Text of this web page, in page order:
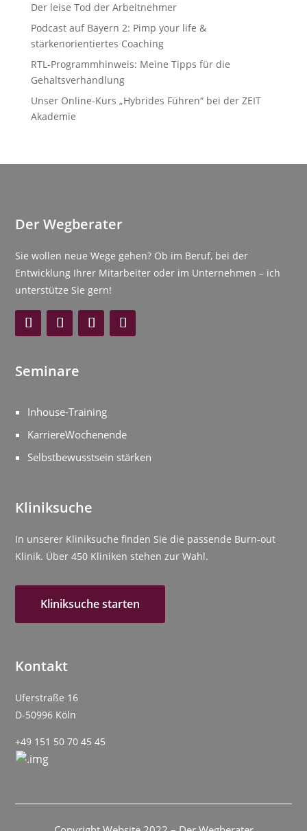
Der leise Tod der Arbeitnehmer
Podcast auf Bayern 2: Pimp your life &
stärkenorientiertes Coaching
RTL-Programmhinweis: Meine Tipps für die
Gehaltsverhandlung
Unser Online-Kurs „Hybrides Führen“ bei der ZEIT
Akademie
Der Wegberater
Sie wollen neue Wege gehen? Ob im Beruf, bei der
Entwicklung Ihrer Mitarbeiter oder im Unternehmen – ich
unterstütze Sie gern!
Seminare
Inhouse-Training
KarriereWochenende
Selbstbewusstsein stärken
Kliniksuche
In unserer Kliniksuche finden Sie die passende Burn-out
Klinik. Über 450 Kliniken stehen zur Wahl.
Kliniksuche starten
Kontakt
Uferstraße 16
D-50996 Köln
+49 151 50 70 45 45